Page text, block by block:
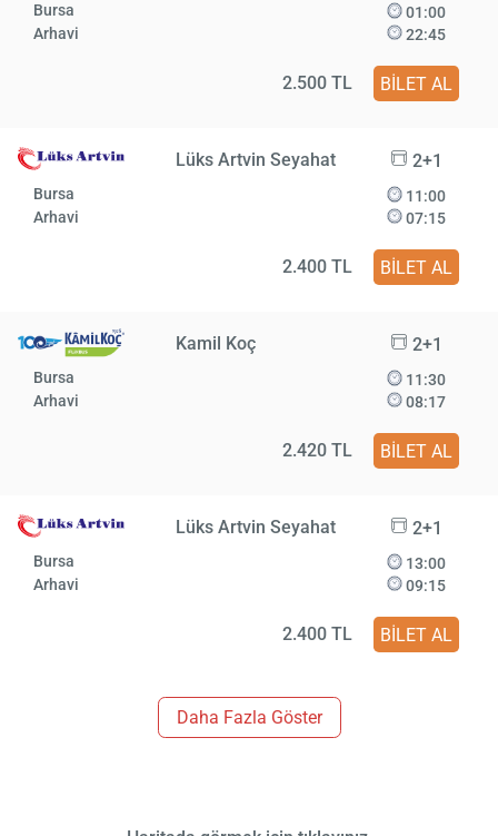
Bursa
Arhavi
01:00
22:45
2.500 TL BİLET AL
Lüks Artvin Seyahat 2+1
Bursa
Arhavi
11:00
07:15
2.400 TL BİLET AL
Kamil Koç 2+1
Bursa
Arhavi
11:30
08:17
2.420 TL BİLET AL
Lüks Artvin Seyahat 2+1
Bursa
Arhavi
13:00
09:15
2.400 TL BİLET AL
Daha Fazla Göster